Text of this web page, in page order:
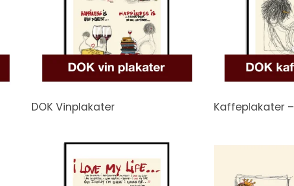
DOK Vinplakater Kaffeplakater –